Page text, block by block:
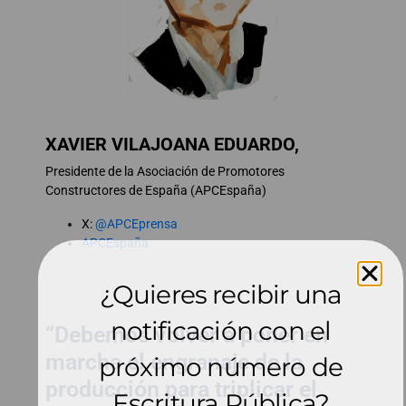
XAVIER VILAJOANA EDUARDO,
Presidente de la Asociación de Promotores
Constructores de España (APCEspaña)
X:@APCEprensa
APCEspaña
“Debemos volver a poner en
marcha el engranaje de la
producción para triplicar el
¿Quieres recibir una
notificación con el
próximo número de